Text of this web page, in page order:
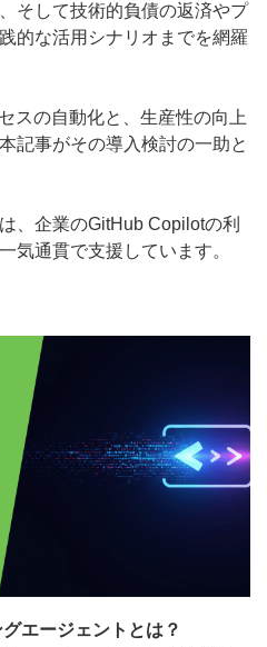
そして技術的負債の返済やプ
的な活用シナリオまでを網羅
スの自動化と、生産性の向上
記事がその導入検討の一助と
、企業のGitHub Copilotの利
気通貫で支援しています。
エージェントとは？